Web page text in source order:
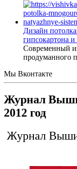
Дизайн
гипсокартона
Современный
продуманного
Мы Вконтакте
Журнал
2012 год
Журнал